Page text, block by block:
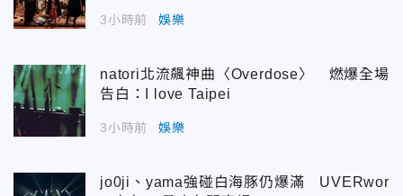
3小時前 娛樂
natori北流飆神曲〈Overdose〉 燃爆全場
告白：I love Taipei
3小時前 娛樂
jo0ji、yama強碰白海豚仍爆滿 UVERwor